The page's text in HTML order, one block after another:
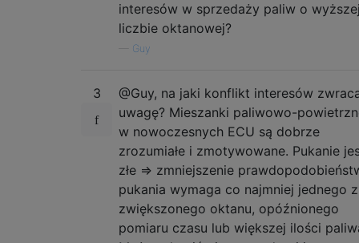
interesów w sprzedaży paliw o
liczbie oktanowej?
Guy
3
@Guy, na jaki konflikt interesów
uwagę? Mieszanki paliwowo-
w nowoczesnych ECU są dobrze
zrozumiałe i zmotywowane. Pukanie
złe => zmniejszenie
pukania wymaga co najmniej jednego
zwiększonego oktanu, opóźnionego
pomiaru czasu lub większej ilości